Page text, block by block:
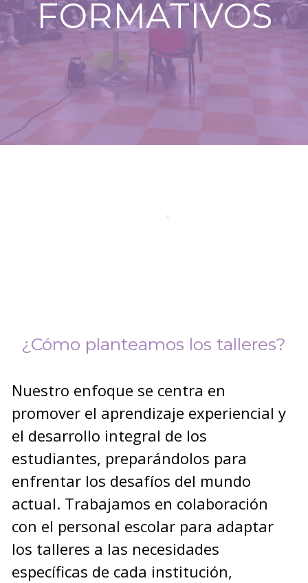
FORMATIVOS
¿Cómo planteamos los talleres?
Nuestro enfoque se centra en
promover el aprendizaje experiencial y
el desarrollo integral de los
estudiantes, preparándolos para
enfrentar los desafíos del mundo
actual. Trabajamos en colaboración
con el personal escolar para adaptar
los talleres a las necesidades
específicas de cada institución,